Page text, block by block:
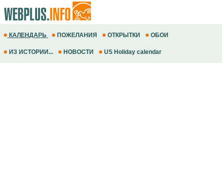
КАЛЕНДАРЬ ПОЖЕЛАНИЯ ОТКРЫТКИ ОБОИ
ИЗ ИСТОРИИ... НОВОСТИ US Holiday calendar